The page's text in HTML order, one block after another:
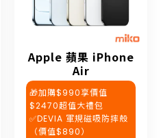
Apple 蘋果 iPhone
Air
🎁加購$990享價值
$2470超值大禮包
✅DEVIA 軍規磁吸防摔殼
（價值$890）